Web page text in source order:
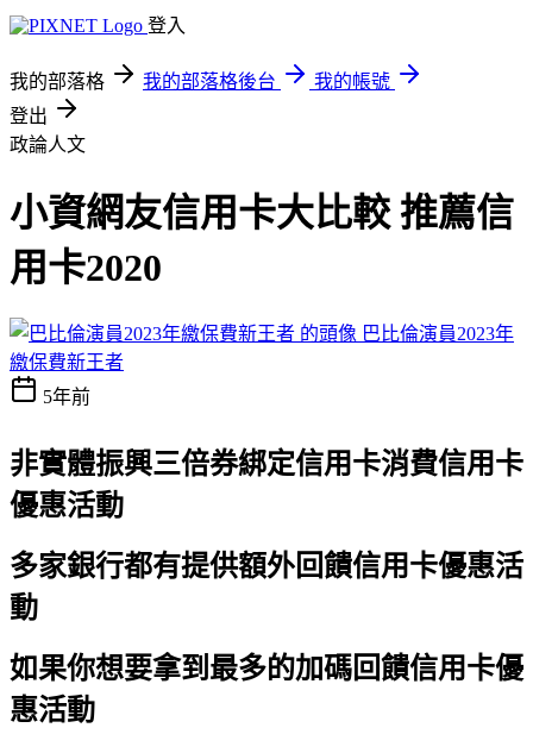
登入
我的部落格 我的部落格後台
我的帳號
登出
政論人文
小資網友信用卡大比較 推薦信
用卡2020
巴比倫演員2023年
繳保費新王者
5年前
非實體振興三倍券綁定信用卡消費信用卡
優惠活動
多家銀行都有提供額外回饋信用卡優惠活
動
如果你想要拿到最多的加碼回饋信用卡優
惠活動